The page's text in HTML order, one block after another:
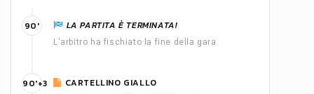
LA PARTITA È TERMINATA!
L'arbitro ha fischiato la fine della gara.
90'
CARTELLINO GIALLO
90'+3